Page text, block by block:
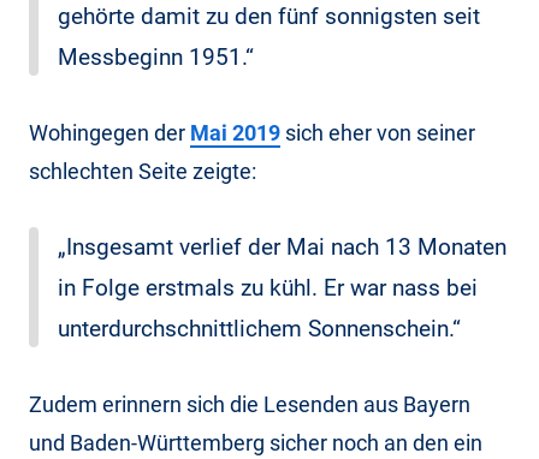
gehörte damit zu den fünf sonnigsten seit
Messbeginn 1951.“
Wohingegen der Mai 2019 sich eher von seiner
schlechten Seite zeigte:
„Insgesamt verlief der Mai nach 13 Monaten
in Folge erstmals zu kühl. Er war nass bei
unterdurchschnittlichem Sonnenschein.“
Zudem erinnern sich die Lesenden aus Bayern
und Baden-Württemberg sicher noch an den ein